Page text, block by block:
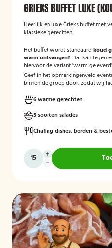
GRIEKS BUFFET LUXE
Heerlijk en luxe Grieks buffet met
klassieke gerechten!
Het buffet wordt standaard koud
warm ontvangen? Dat kan tegen
hiervoor de variant 'warm
Geef in het opmerkingenveld
binnen de groep door, zodat wij
6 warme gerechten
5 soorten salades
Chafing dishes, borden &